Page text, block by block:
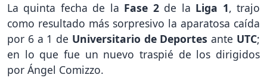
La quinta fecha de la Fase 2de la Liga 1, trajo
como resultado más sorpresivo la aparatosa caída
por 6 a 1 de Universitario de Deportes ante UTC;
en lo que fue un nuevo traspié de los dirigidos
por Ángel Comizzo.